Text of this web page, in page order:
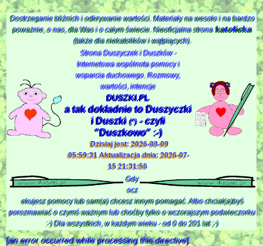
Dostrzeganie bliźnich i odkrywanie wartości. Materiały na wesoło i na bardzo
poważnie, o nas, dla Was i o całym świecie. Nieoficjalna strona katolicka
(także dla niekatolików i wątpiących).
Strona Duszyczek i Duszków -
Internetowa wspólnota pomocy i
wsparcia duchowego. Rozmowy,
wartości, intencje
DUSZKI.PL
a tak dokładnie to Duszyczki
i Duszki (*)- czyli
"Duszkowo" :-)
Dzisiaj jest: 2026-08-09
05:59:31 Aktualizacja dnia: 2026-07-
15 21:31:56
Gdy
ocz
ekujesz pomocy lub sam(a) chcesz innym pomagać. Albo chciał(a)byś
porozmawiać o czymś ważnym lub choćby tylko o wczorajszym podwieczorku
:-) Dla wszystkich, w każdym wieku - od 0 do 201 lat ;-)
[an error occurred while processing this directive]